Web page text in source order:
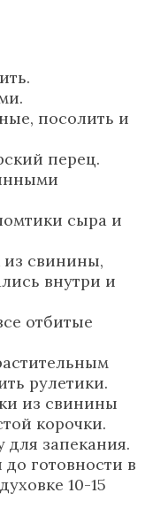
посолить и
перец.
сыра и
из свинины,
внутри и
отбитые
рулетики.
из свинины
корочки.
запекания.
готовности в
10-15